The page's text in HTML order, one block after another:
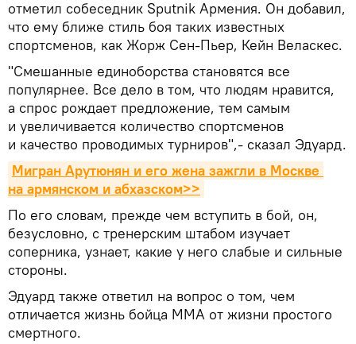
отметил собеседник Sputnik Армения. Он добавил,
что ему ближе стиль боя таких известных
спортсменов, как Жорж Сен-Пьер, Кейн Веласкес.
"Смешанные единоборства становятся все
популярнее. Все дело в том, что людям нравится,
а спрос рождает предложение, тем самым
и увеличивается количество спортсменов
и качество проводимых турниров",- сказал Эдуард.
Мигран Арутюнян и его жена зажгли в Москве
на армянском и абхазском>>
По его словам, прежде чем вступить в бой, он,
безусловно, с тренерским штабом изучает
соперника, узнает, какие у него слабые и сильные
стороны.
Эдуард также ответил на вопрос о том, чем
отличается жизнь бойца ММА от жизни простого
смертного.